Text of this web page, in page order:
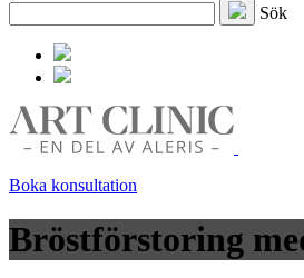
Sök
Boka konsultation
Bröstförstoring